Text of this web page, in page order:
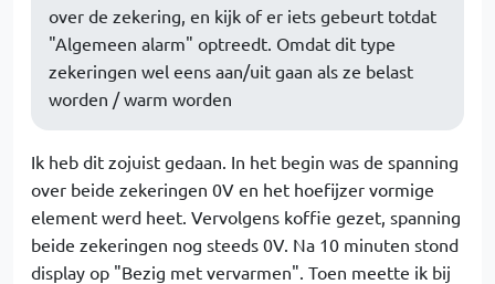
over de zekering, en kijk of er iets gebeurt totdat
"Algemeen alarm" optreedt. Omdat dit type
zekeringen wel eens aan/uit gaan als ze belast
worden / warm worden
Ik heb dit zojuist gedaan. In het begin was de spanning
over beide zekeringen 0V en het hoefijzer vormige
element werd heet. Vervolgens koffie gezet, spanning
beide zekeringen nog steeds 0V. Na 10 minuten stond
display op "Bezig met vervarmen". Toen meette ik bij